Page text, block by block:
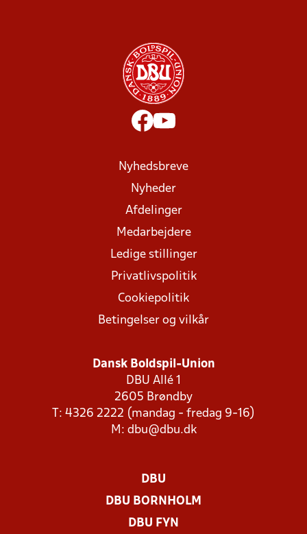
Nyhedsbreve
Nyheder
Afdelinger
Medarbejdere
Ledige stillinger
Privatlivspolitik
Cookiepolitik
Betingelser og vilkår
Dansk Boldspil-Union
DBU Allé 1
2605 Brøndby
T: 4326 2222 (mandag - fredag 9-16)
M: dbu@dbu.dk
DBU
DBU BORNHOLM
DBU FYN